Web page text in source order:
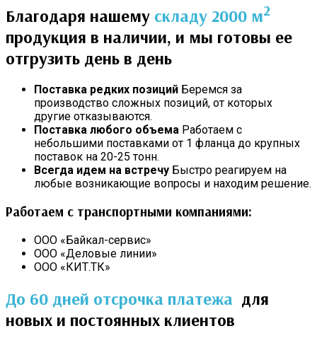
Благодаря нашему складу 2000 м2
продукция в наличии, и мы готовы ее
отгрузить день в день
Поставка редких позиций Беремся за
производство сложных позиций, от которых
другие отказываются.
Поставка любого объема Работаем с
небольшими поставками от 1 фланца до крупных
поставок на 20-25 тонн.
Всегда идем на встречу Быстро реагируем на
любые возникающие вопросы и находим решение.
Работаем с транспортными компаниями:
ООО «Байкал-сервис»
ООО «Деловые линии»
ООО «КИТ.ТК»
До 60 дней отсрочка платежа для
новых и постоянных клиентов